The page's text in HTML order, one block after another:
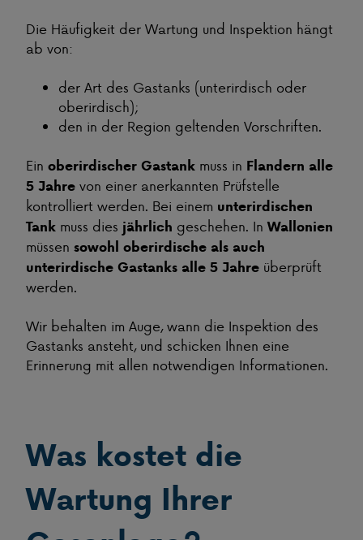
Die Häufigkeit der Wartung und Inspektion hängt
ab von:
der Art des Gastanks (unterirdisch oder
oberirdisch);
den in der Region geltenden Vorschriften.
Ein oberirdischer Gastank muss in Flandern alle
5 Jahre von einer anerkannten Prüfstelle
kontrolliert werden. Bei einem unterirdischen
Tank muss dies jährlich geschehen. In Wallonien
müssen sowohl oberirdische als auch
unterirdische Gastanks alle 5 Jahre überprüft
werden.
Wir behalten im Auge, wann die Inspektion des
Gastanks ansteht, und schicken Ihnen eine
Erinnerung mit allen notwendigen Informationen.
Was kostet die
Wartung Ihrer